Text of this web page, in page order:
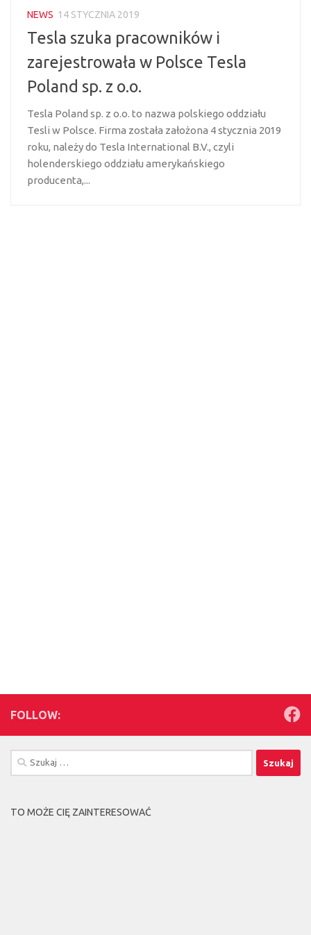
NEWS 14 STYCZNIA 2019
Tesla szuka pracowników i
zarejestrowała w Polsce Tesla
Poland sp. z o.o.
Tesla Poland sp. z o.o. to nazwa polskiego oddziału
Tesli w Polsce. Firma została założona 4 stycznia 2019
roku, należy do Tesla International B.V., czyli
holenderskiego oddziału amerykańskiego
producenta,...
FOLLOW:
Szukaj:
TO MOŻE CIĘ ZAINTERESOWAĆ